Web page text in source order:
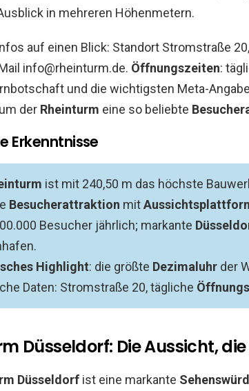
in mehreren Höhenmetern.
auf einen Blick: Standort Stromstraße
info@rheinturm.de. Öffnungszeiten:
und die wichtigsten Meta-
der Rheinturm eine so beliebte
Erkenntnisse
ist mit 240,50 m das höchste
Besucherattraktion mit
Besucher jährlich; markante
Highlight: die größte Dezimaluhr der
Daten: Stromstraße 20, tägliche
Düsseldorf: Die Aussicht,
Düsseldorf ist eine markante